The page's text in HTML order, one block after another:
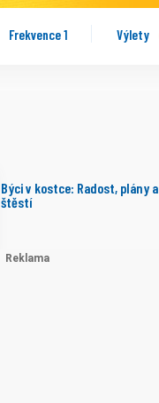
Frekvence 1 Výlety
Býci v kostce: Radost, plány a
štěstí